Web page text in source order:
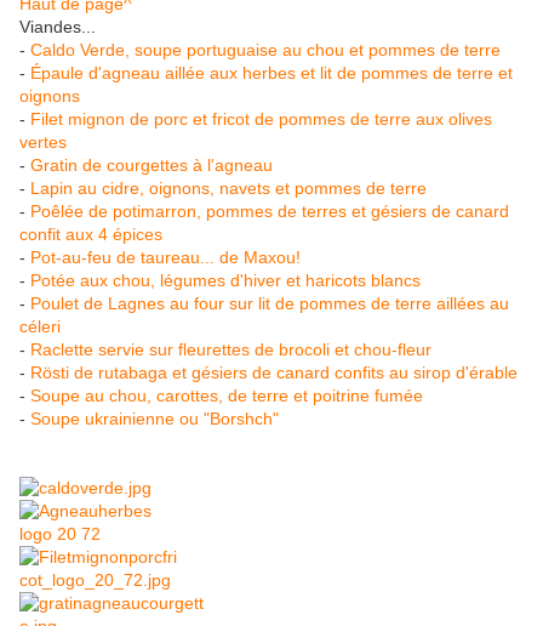
Viandes...
- Caldo Verde, soupe portuguaise au chou et pommes de terre
- Épaule d'agneau aillée aux herbes et lit de pommes de terre et
oignons
- Filet mignon de porc et fricot de pommes de terre aux olives
vertes
- Gratin de courgettes à l'agneau
- Lapin au cidre, oignons, navets et pommes de terre
- Poêlée de potimarron, pommes de terres et gésiers de canard
confit aux 4 épices
- Pot-au-feu de taureau... de Maxou!
- Potée aux chou, légumes d'hiver et haricots blancs
- Poulet de Lagnes au four sur lit de pommes de terre aillées au
céleri
- Raclette servie sur fleurettes de brocoli et chou-fleur
- Rösti de rutabaga et gésiers de canard confits au sirop d'érable
- Soupe au chou, carottes, de terre et poitrine fumée
- Soupe ukrainienne ou "Borshch"